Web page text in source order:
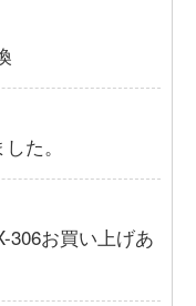
た。
お買い上げあ